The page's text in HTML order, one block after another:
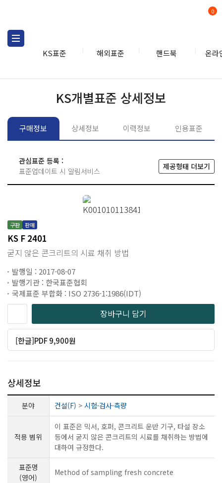
KS표준 해외표준 핸드북 온라
0
KS개별표준 상세정보
구매정보 상세정보 이력정보 인용표준
관심표준 등록 :
표준업데이트 시 알림서비스
제공형태 더보기
구판 판매
KS F 2401
굳지 않은 콘크리트의 시료 채취 방법
발행일 : 2017-08-07
발행기관 : 한국표준협회
국제표준 부합화 : ISO 2736-1:1986(IDT)
장바구니 담기
[한글]PDF 9,900원
상세정보
분야 건설(F) > 시험·검사·측량
적용 범위
이 표준은 믹서, 호퍼, 콘크리트 운반 기구, 타설 장소
등에서 굳지 않은 콘크리트의 시료를 채취하는 방법에
대하여 규정한다.
표준명
(영어)
Method of sampling fresh concrete